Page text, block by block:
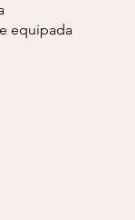
equipada